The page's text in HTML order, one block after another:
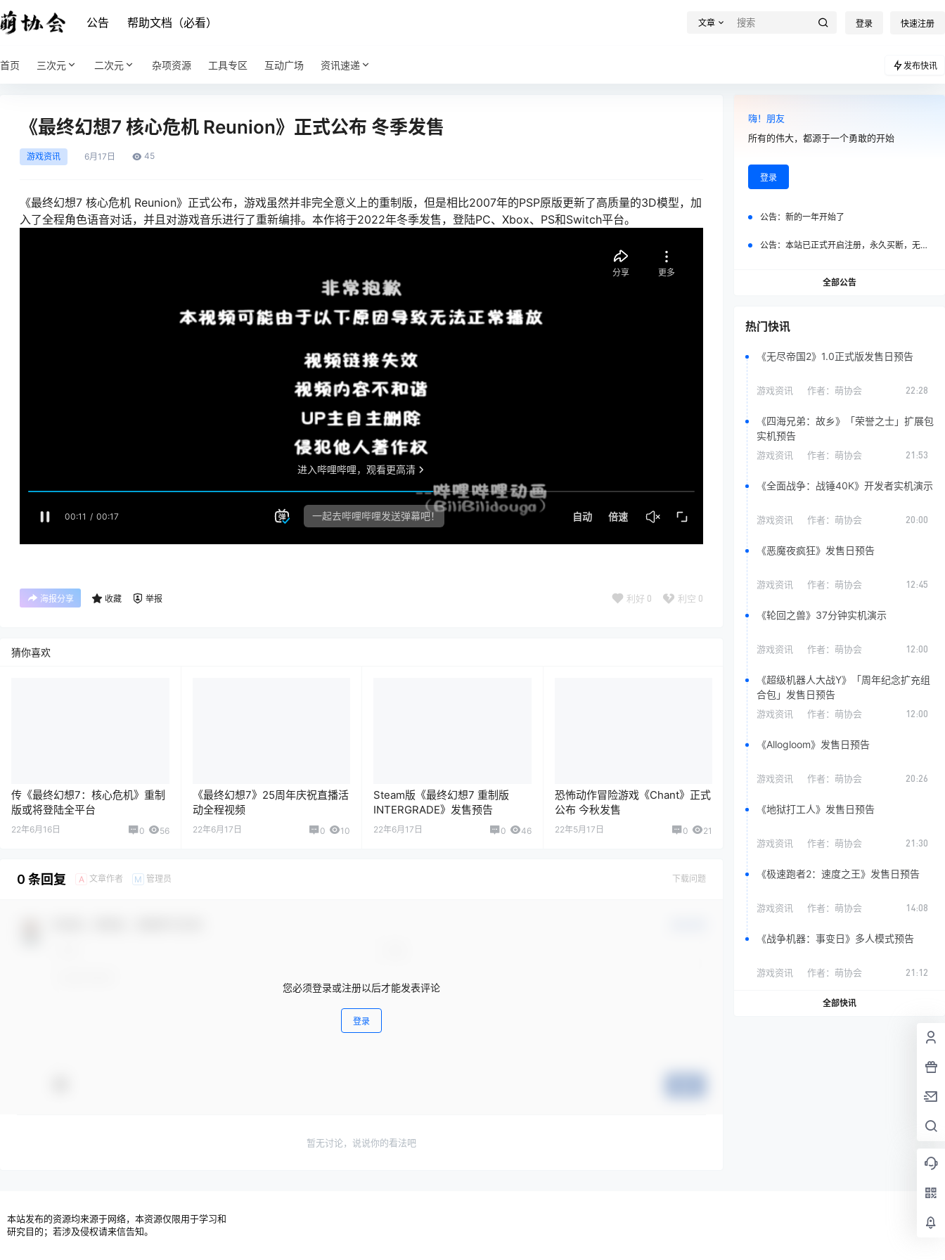
公告 帮助文档（必看） 文章 登录 快速注册
首页 三次元 二次元 杂项资源 工具专区 互动广场 资讯速递 发布快讯
《最终幻想7 核心危机 Reunion》正式公布 冬季发售
游戏资讯 6月 17日 45
《最终幻想7 核心危机 Reunion》正式公布，游戏虽然并非完全意义上的重制版，但是相比2007年的PSP原版更新了高质量的3D模型，加
入了全程角色语音对话，并且对游戏音乐进行了重新编排。本作将于2022年冬季发售，登陆PC、Xbox、PS和Switch平台。
海报分享 收藏 举报 利好 0 利空 0
猜你喜欢
传《最终幻想7：核心危机》重制
版或将登陆全平台
22年6月16日 0 56
《最终幻想7》25周年庆祝直播活
动全程视频
22年6月17日 0 10
Steam版《最终幻想7 重制版
INTERGRADE》发售预告
22年6月17日 0 46
恐怖动作冒险游戏《Chant》正式
公布 今秋发售
22年5月17日 0 21
0 条回复 A 文章作者 M 管理员 下载问题
您必须登录或注册以后才能发表评论
登录
暂无讨论，说说你的看法吧
嗨！朋友
所有的伟大，都源于一个勇敢的开始
登录
公告： 新的一年开始了
公告： 本站已正式开启注册，永久买断，无任何二次付费
全部公告
热门快讯
《无尽帝国2》1.0正式版发售日预告
游戏资讯 作者： 萌协会 22:28
《四海兄弟：故乡》「荣誉之士」扩展包
实机预告
游戏资讯 作者： 萌协会 21:53
《全面战争：战锤40K》开发者实机演示
游戏资讯 作者： 萌协会 20:00
《恶魔夜疯狂》发售日预告
游戏资讯 作者： 萌协会 12:45
《轮回之兽》37分钟实机演示
游戏资讯 作者： 萌协会 12:00
《超级机器人大战Y》「周年纪念扩充组
合包」发售日预告
游戏资讯 作者： 萌协会 12:00
《Allogloom》发售日预告
游戏资讯 作者： 萌协会 20:26
《地狱打工人》发售日预告
游戏资讯 作者： 萌协会 21:30
《极速跑者2：速度之王》发售日预告
游戏资讯 作者： 萌协会 14:08
《战争机器：事变日》多人模式预告
游戏资讯 作者： 萌协会 21:12
全部快讯
本站发布的资源均来源于网络，本资源仅限用于学习和
研究目的；若涉及侵权请来信告知。